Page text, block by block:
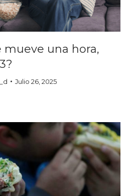
mueve una hora,
Julio 26, 2025